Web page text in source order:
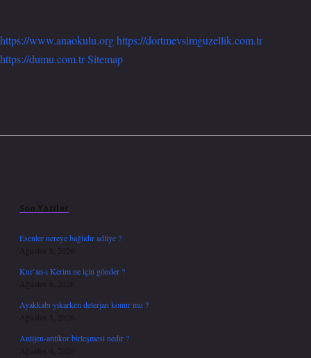
https://www.anaokulu.orghttps://dortmevsimguzellik.com.tr
https://dumu.com.trSitemap
Son Yazılar
Esenler nereye bağlıdır adliye ?
Ağustos 6, 2026
Kur’an-ı Kerim ne için gönder ?
Ağustos 6, 2026
Ayakkabı yıkarken deterjan konur mu ?
Ağustos 5, 2026
Antijen-antikor birleşmesi nedir ?
Ağustos 4, 2026